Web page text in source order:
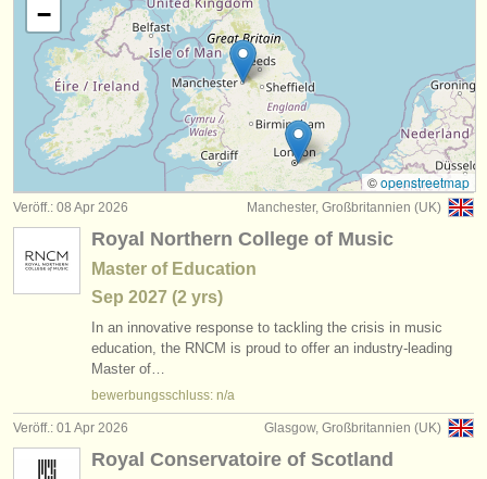
kurse
musikwettbewerbe
instrumentenverkauf
gestohlene instrumente
verzeichnisse:
orchester
musikhochschulen
jugendorchester
über musicalchairs
kontakt
jobs - unterrichten: klavier (10)
jobs - unterrichten: orgel (2)
kurse/masterclass klavier (16)
kurse/masterclass orgel (3)
degree courses: klavier
klavierwettbewerb (69)
orgelwettbewerb
kleinanzeigen klavier (4)
instrumentenverkauf: orgel
klavier verloren (5)
−
©openstreetmap
Manchester, Großbritannien (UK)
Veröff.: 08 Apr 2026
Royal Northern College of Music
Master of Education
Sep 2027 (2 yrs)
In an innovative response to tackling the crisis in music
education, the RNCM is proud to offer an industry-leading
Master of…
bewerbungsschluss: n/a
Glasgow, Großbritannien (UK)
Veröff.: 01 Apr 2026
Royal Conservatoire of Scotland